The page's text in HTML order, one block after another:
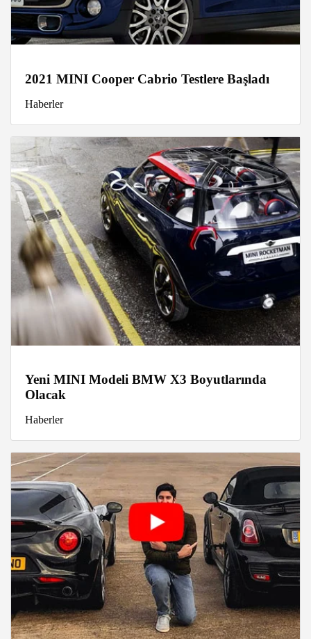
2021 MINI Cooper Cabrio Testlere Başladı
Haberler
Yeni MINI Modeli BMW X3 Boyutlarında
Olacak
Haberler